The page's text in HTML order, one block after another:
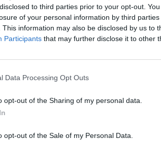
to third parties prior to your opt-out.
of your personal information by third parties
This information may also be disclosed by us to
Participants that may further disclose it to other
Data Processing Opt Outs
opt-out of the Sharing of my personal data.
opt-out of the Sale of my Personal Data.
ήταν αποφασισμένοι να διώξουν
περιοχή τους. Αποτέλεσμα αυτού
στην περιοχή για περίπου ένα
στιγμή στα δίχτυα.